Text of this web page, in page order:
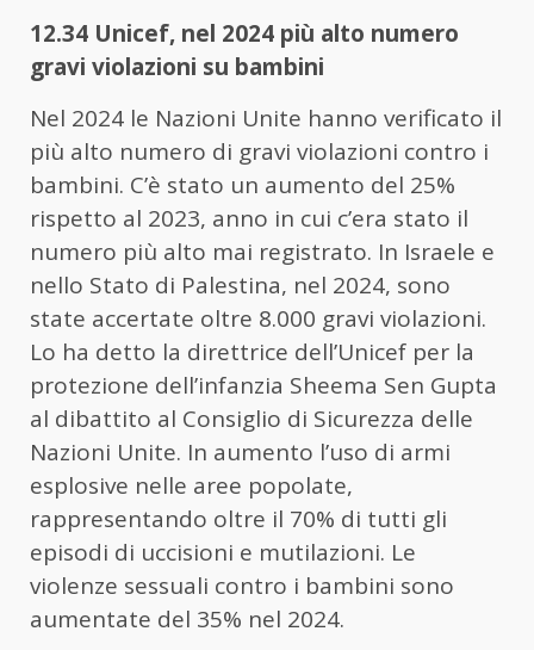
12.34 Unicef, nel 2024 più alto numero
gravi violazioni su bambini
Nel 2024 le Nazioni Unite hanno verificato il
più alto numero di gravi violazioni contro i
bambini. C’è stato un aumento del 25%
rispetto al 2023, anno in cui c’era stato il
numero più alto mai registrato. In Israele e
nello Stato di Palestina, nel 2024, sono
state accertate oltre 8.000 gravi violazioni.
Lo ha detto la direttrice dell’Unicef per la
protezione dell’infanzia Sheema Sen Gupta
al dibattito al Consiglio di Sicurezza delle
Nazioni Unite. In aumento l’uso di armi
esplosive nelle aree popolate,
rappresentando oltre il 70% di tutti gli
episodi di uccisioni e mutilazioni. Le
violenze sessuali contro i bambini sono
aumentate del 35% nel 2024.